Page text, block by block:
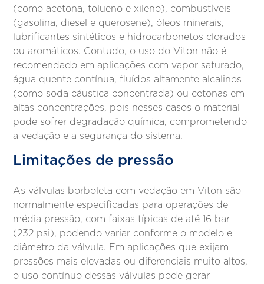
(como acetona, tolueno e xileno), combustíveis
(gasolina, diesel e querosene), óleos minerais,
lubrificantes sintéticos e hidrocarbonetos clorados
ou aromáticos. Contudo, o uso do Viton não é
recomendado em aplicações com vapor saturado,
água quente contínua, fluídos altamente alcalinos
(como soda cáustica concentrada) ou cetonas em
altas concentrações, pois nesses casos o material
pode sofrer degradação química, comprometendo
a vedação e a segurança do sistema.
Limitações de pressão
As válvulas borboleta com vedação em Viton são
normalmente especificadas para operações de
média pressão, com faixas típicas de até 16 bar
(232 psi), podendo variar conforme o modelo e
diâmetro da válvula. Em aplicações que exijam
pressões mais elevadas ou diferenciais muito altos,
o uso contínuo dessas válvulas pode gerar